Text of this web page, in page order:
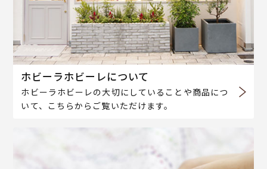
ホビーラホビーレについて
ホビーラホビーレの大切にしていることや商品につ
いて、こちらからご覧いただけます。